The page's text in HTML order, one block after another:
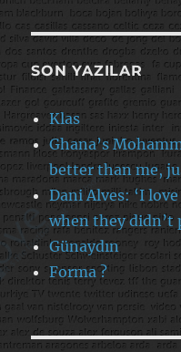
SON YAZILAR
Klas
Ghana’s
better than me,
Dani Alves: ‘I
when they didn’t
Günaydın
Forma ?